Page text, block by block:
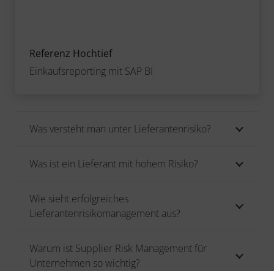
Referenz Hochtief
Einkaufsreporting mit SAP BI
Was versteht man unter Lieferantenrisiko?
Was ist ein Lieferant mit hohem Risiko?
Wie sieht erfolgreiches
Lieferantenrisikomanagement aus?
Warum ist Supplier Risk Management für
Unternehmen so wichtig?